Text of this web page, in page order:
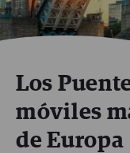
Los
móviles
de Europa